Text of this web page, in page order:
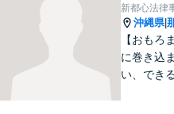
新都心法律
沖縄県|
【おもろ
に巻き込
い、でき